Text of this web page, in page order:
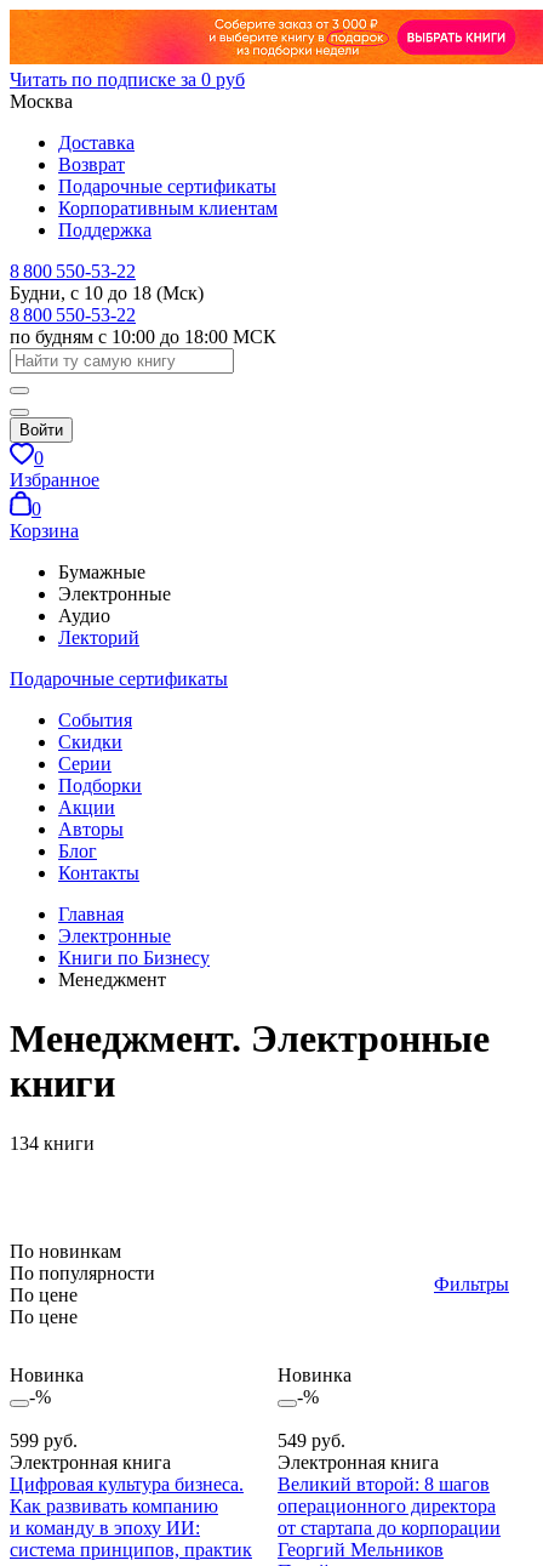
Читать по подписке за 0 руб
Москва
Доставка
Возврат
Подарочные сертификаты
Корпоративным клиентам
Поддержка
8 800 550-53-22
Будни, с 10 до 18 (Мск)
8 800 550-53-22
по будням с 10:00 до 18:00 МСК
Войти
0
Избранное
0
Корзина
Бумажные
Электронные
Аудио
Лекторий
Подарочные сертификаты
События
Скидки
Серии
Подборки
Акции
Авторы
Блог
Контакты
Главная
Электронные
Книги по Бизнесу
Менеджмент
Менеджмент. Электронные
книги
134 книги
По новинкам
По популярности
По цене
По цене
Фильтры
Новинка
-%
599 руб.
Электронная книга
Цифровая культура бизнеса.
Как развивать компанию
и команду в эпоху ИИ:
система принципов, практик
Новинка
-%
549 руб.
Электронная книга
Великий второй: 8 шагов
операционного директора
от стартапа до корпорации
Георгий Мельников